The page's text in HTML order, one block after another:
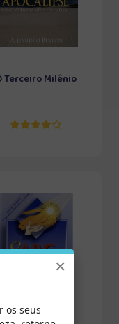
Terceiro Milênio
×
os seus